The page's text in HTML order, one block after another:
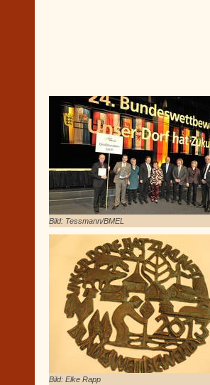
Bild: Tessmann/BMEL
Bild: Elke Rapp